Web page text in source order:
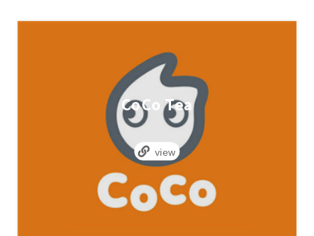
CoCo Tea
view